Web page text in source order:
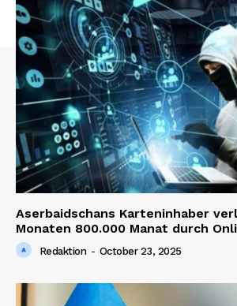
Aserbaidschans Karteninhaber
Monaten 800.000 Manat durch
Redaktion - October 23, 2025